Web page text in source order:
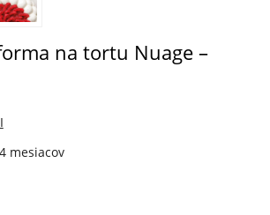
na tortu Nuage –
mesiacov